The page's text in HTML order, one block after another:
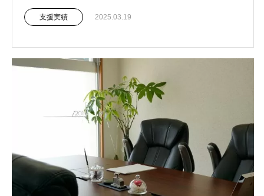
支援実績 2025.03.19